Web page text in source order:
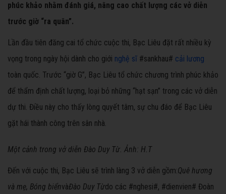
phúc khảo nhằm đánh giá, nâng cao chất lượng các vở diễn
trước giờ “ra quân”.
Lần đầu tiên đăng cai tổ chức cuộc thi, Bạc Liêu đặt rất nhiều kỳ
vọng trong ngày hội dành cho giới nghệ sĩ #sankhau# cải lương
toàn quốc. Trước “giờ G”, Bạc Liêu tổ chức chương trình phúc khảo
để thẩm định chất lượng, loại bỏ những “hạt sạn” trong các vở diễn
dự thi. Điều này cho thấy lòng quyết tâm, sự chu đáo để Bạc Liêu
gặt hái thành công trên sân nhà.
Một cảnh trong vở diễn Đào Duy Từ. Ảnh: H.T
Đến với cuộc thi, Bạc Liêu sẽ trình làng 3 vở diễn gồm:Quê hương
và mẹ, Bóng biểnvàĐào Duy Từdo các #nghesi#, #dienvien# Đoàn